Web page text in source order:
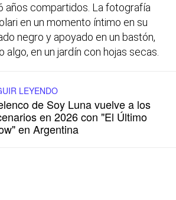
años compartidos. La fotografía
en un momento íntimo en su
negro y apoyado en un bastón,
algo, en un jardín con hojas secas.
LEYENDO
de Soy Luna vuelve a los
en 2026 con "El Último
en Argentina